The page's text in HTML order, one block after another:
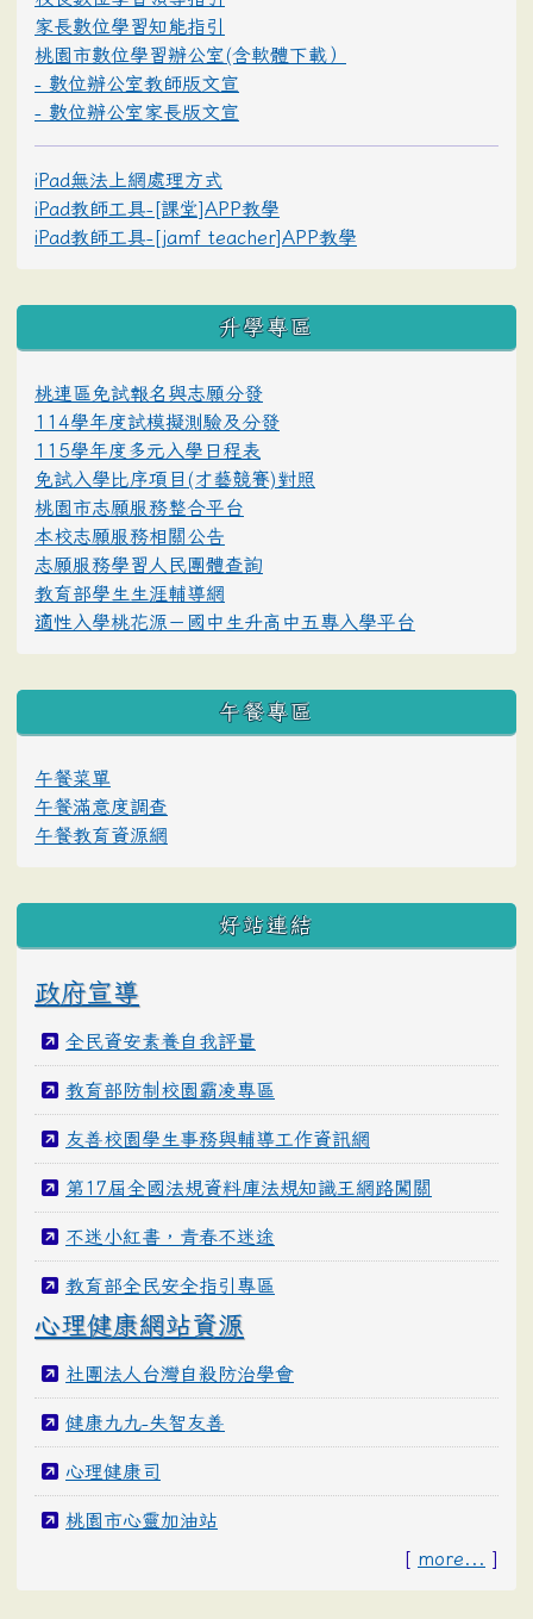
家長數位學習知能指引
桃園市數位學習辦公室(含軟體下載）
- 數位辦公室教師版文宣
- 數位辦公室家長版文宣
iPad無法上網處理方式
iPad教師工具-[課堂]APP教學
iPad教師工具-[jamf teacher]APP教學
升學專區
桃連區免試報名與志願分發
114學年度試模擬測驗及分發
115學年度多元入學日程表
免試入學比序項目(才藝競賽)對照
桃園市志願服務整合平台
本校志願服務相關公告
志願服務學習人民團體查詢
教育部學生生涯輔導網
適性入學桃花源－國中生升高中五專入學平台
午餐專區
午餐菜單
午餐滿意度調查
午餐教育資源網
好站連結
政府宣導
全民資安素養自我評量
教育部防制校園霸凌專區
友善校園學生事務與輔導工作資訊網
第17屆全國法規資料庫法規知識王網路闖關
不迷小紅書，青春不迷途
教育部全民安全指引專區
心理健康網站資源
社團法人台灣自殺防治學會
健康九九-失智友善
心理健康司
桃園市心靈加油站
[ more... ]